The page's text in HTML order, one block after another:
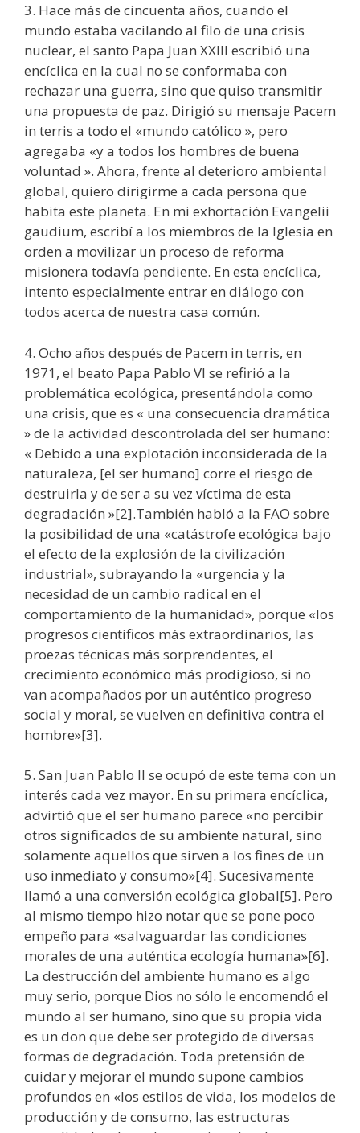
3. Hace más de cincuenta años, cuando el
mundo estaba vacilando al filo de una crisis
nuclear, el santo Papa Juan XXIII escribió una
encíclica en la cual no se conformaba con
rechazar una guerra, sino que quiso transmitir
una propuesta de paz. Dirigió su mensaje Pacem
in terris a todo el «mundo católico », pero
agregaba «y a todos los hombres de buena
voluntad ». Ahora, frente al deterioro ambiental
global, quiero dirigirme a cada persona que
habita este planeta. En mi exhortación Evangelii
gaudium, escribí a los miembros de la Iglesia en
orden a movilizar un proceso de reforma
misionera todavía pendiente. En esta encíclica,
intento especialmente entrar en diálogo con
todos acerca de nuestra casa común.
4. Ocho años después de Pacem in terris, en
1971, el beato Papa Pablo VI se refirió a la
problemática ecológica, presentándola como
una crisis, que es « una consecuencia dramática
» de la actividad descontrolada del ser humano:
« Debido a una explotación inconsiderada de la
naturaleza, [el ser humano] corre el riesgo de
destruirla y de ser a su vez víctima de esta
degradación »[2].También habló a la FAO sobre
la posibilidad de una «catástrofe ecológica bajo
el efecto de la explosión de la civilización
industrial», subrayando la «urgencia y la
necesidad de un cambio radical en el
comportamiento de la humanidad», porque «los
progresos científicos más extraordinarios, las
proezas técnicas más sorprendentes, el
crecimiento económico más prodigioso, si no
van acompañados por un auténtico progreso
social y moral, se vuelven en definitiva contra el
hombre»[3].
5. San Juan Pablo II se ocupó de este tema con un
interés cada vez mayor. En su primera encíclica,
advirtió que el ser humano parece «no percibir
otros significados de su ambiente natural, sino
solamente aquellos que sirven a los fines de un
uso inmediato y consumo»[4]. Sucesivamente
llamó a una conversión ecológica global[5]. Pero
al mismo tiempo hizo notar que se pone poco
empeño para «salvaguardar las condiciones
morales de una auténtica ecología humana»[6].
La destrucción del ambiente humano es algo
muy serio, porque Dios no sólo le encomendó el
mundo al ser humano, sino que su propia vida
es un don que debe ser protegido de diversas
formas de degradación. Toda pretensión de
cuidar y mejorar el mundo supone cambios
profundos en «los estilos de vida, los modelos de
producción y de consumo, las estructuras